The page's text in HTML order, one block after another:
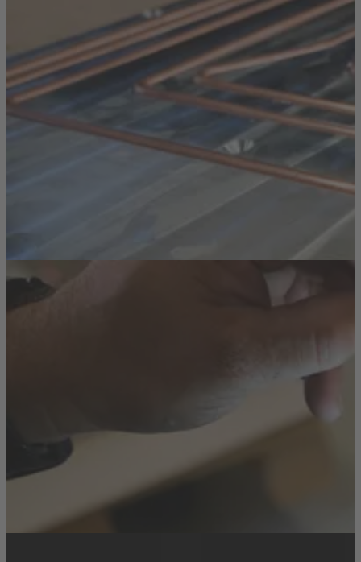
Erfahre, wie moderne Presstechnologien besonders
Erfahre, wie moderne Lötverfahren perfekte
Verbindungen schaffen – für höchste Dichtheit,
Wärmeleitfähigkeit und langlebige Kühlstrukturen.
Weiterlesen